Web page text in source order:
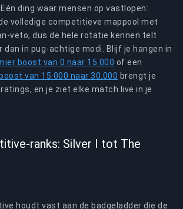
ding waar mensen op vastlopen:
volledige competitieve mappool met
veto, dus de hele rotatie kennen telt
dan in pug-achtige modi. Blijf je hangen in
boost van 0 naar 15.000 of een
van 15.000 naar 30.000 brengt je
en je ziet elke match live in je
ranks: Silver I tot The
houdt vast aan de badgeladder die de